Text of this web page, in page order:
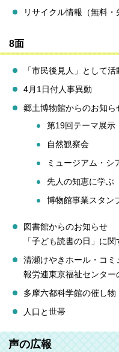
リサイクル情報（無料・
8面
「市民後見人」として
4月1日付人事異動
郷土博物館からのお知ら
第19回テーマ展示
自然観察会
ミュージアム・シ
先人の知恵に学ぶ
博物館事業スタン
図書館からのお知らせ
「子ども読書の日」に
清瀬けやきホール・コ
報労連東京福祉センター
多摩六都科学館の催し物
人口と世帯
声の広報